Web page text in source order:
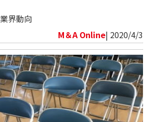
業界動向
M＆A Online| 2020/4/3